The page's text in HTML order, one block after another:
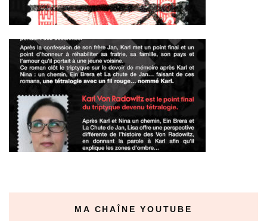
MA CHAÎNE YOUTUBE